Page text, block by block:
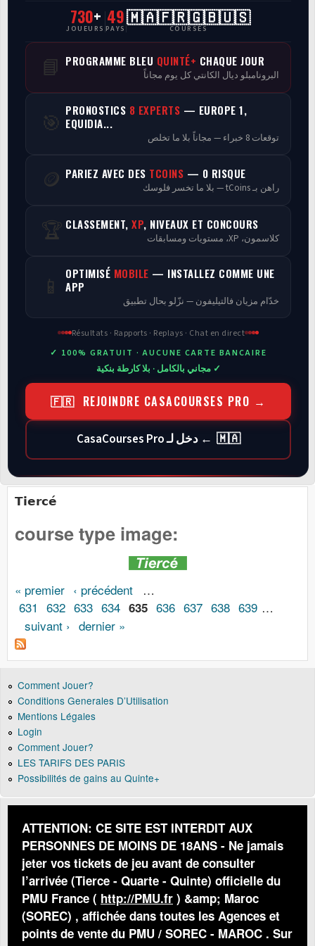
CasaCourses Pro
Resultats/Rapport CPCs
Discussion
Programmes
730+
JOUEURS
49
PAYS
🇲🇦🇫🇷🇬🇧🇺🇸
COURSES
📘 PROGRAMME BLEU QUINTÉ+ CHAQUE JOUR
البرونامبلو ديال الكانتي كل يوم مجاناً
🎯 PRONOSTICS 8 EXPERTS — EUROPE 1,
EQUIDIA...
توقعات 8 خبراء — مجاناً بلا ما تخلص
🪙 PARIEZ AVEC DES TCOINS — 0 RISQUE
راهن بـ tCoins — بلا ما تخسر فلوسك
🏆 CLASSEMENT, XP, NIVEAUX ET CONCOURS
كلاسمون، XP، مستويات ومسابقات
📱 OPTIMISÉ MOBILE — INSTALLEZ COMME UNE
APP
خدّام مزيان فالتيليفون — نزّلو بحال تطبيق
Résultats · Rapports · Replays · Chat en direct
✓ 100% GRATUIT · AUCUNE CARTE BANCAIRE
✓ مجاني بالكامل · بلا كارطة بنكية
🇫🇷 REJOINDRE CASACOURSES PRO →
🇲🇦 ← دخل لـ CasaCourses Pro
Tiercé
course type image:
Pages
« premier ‹ précédent
…
631 632 633 634 635 636 637 638 639 …
suivant › dernier »
Comment Jouer?
Conditions Generales D’Utilisation
Mentions Légales
Login
Comment Jouer?
LES TARIFS DES PARIS
Possibilités de gains au Quinte+
ATTENTION: CE SITE EST INTERDIT AUX
PERSONNES DE MOINS DE 18ANS - Ne jamais
jeter vos tickets de jeu avant de consulter
l’arrivée (Tierce - Quarte - Quinte) officielle du
PMU France ( http://PMU.fr ) &amp; Maroc
(SOREC) , affichée dans toutes les Agences et
points de vente du PMU / SOREC - MAROC . Sur